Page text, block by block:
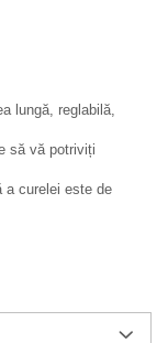
lungă, reglabilă,
să vă potriviți
a curelei este de